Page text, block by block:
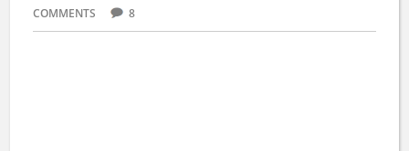
COMMENTS
8